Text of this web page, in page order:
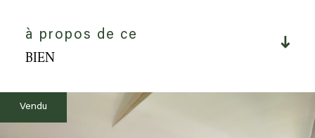
à propos de ce
BIEN
plus d'informations
Vendu